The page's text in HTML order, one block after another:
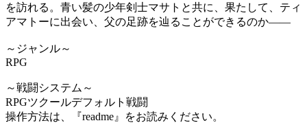
を訪れる。青い髪の少年剣士マサトと共に、果たして、ティ
アマトーに出会い、父の足跡を辿ることができるのか――
～ジャンル～
RPG
～戦闘システム～
RPGツクールデフォルト戦闘
操作方法は、『readme』をお読みください。